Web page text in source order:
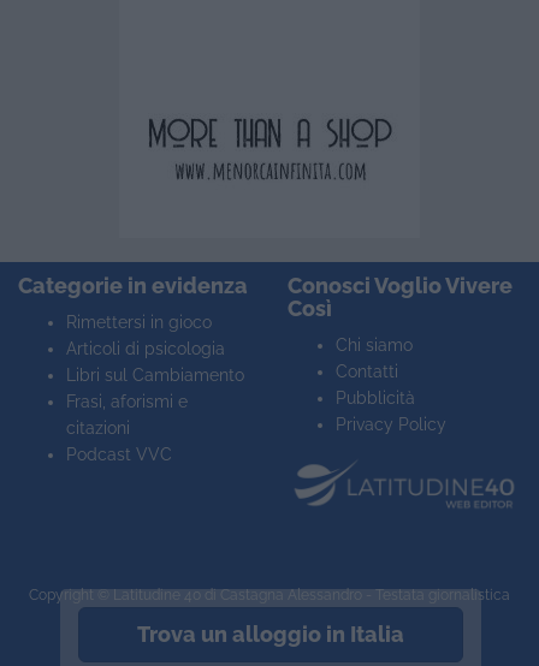
Trova un alloggio in Italia
Categorie in evidenza
Rimettersi in gioco
Articoli di psicologia
Libri sul Cambiamento
Frasi, aforismi e
citazioni
Podcast VVC
Conosci Voglio Vivere
Così
Chi siamo
Contatti
Pubblicità
Privacy Policy
Copyright ©Latitudine 40di Castagna Alessandro - Testata giornalistica
registrata n° 2063 Trib. VR